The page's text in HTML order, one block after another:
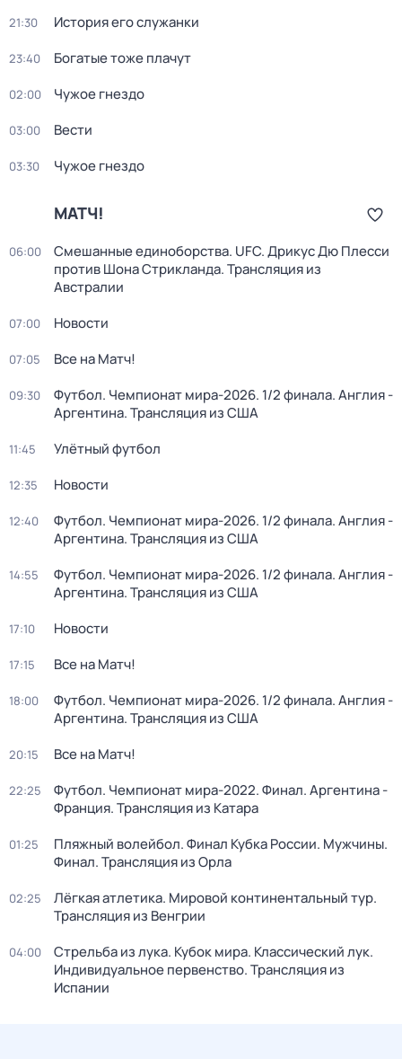
21:30 История его служанки
23:40 Богатые тоже плачут
02:00 Чужое гнездо
03:00 Вести
03:30 Чужое гнездо
МАТЧ!
06:00
Смешанные единоборства. UFC. Дрикус Дю Плесси
против Шона Стрикланда. Трансляция из
Австралии
07:00 Новости
07:05 Все на Матч!
09:30
Футбол. Чемпионат мира-2026. 1/2 финала. Англия -
Аргентина. Трансляция из США
11:45 Улётный футбол
12:35 Новости
12:40
Футбол. Чемпионат мира-2026. 1/2 финала. Англия -
Аргентина. Трансляция из США
14:55
Футбол. Чемпионат мира-2026. 1/2 финала. Англия -
Аргентина. Трансляция из США
17:10 Новости
17:15 Все на Матч!
18:00
Футбол. Чемпионат мира-2026. 1/2 финала. Англия -
Аргентина. Трансляция из США
20:15 Все на Матч!
22:25
Футбол. Чемпионат мира-2022. Финал. Аргентина -
Франция. Трансляция из Катара
01:25
Пляжный волейбол. Финал Кубка России. Мужчины.
Финал. Трансляция из Орла
02:25
Лёгкая атлетика. Мировой континентальный тур.
Трансляция из Венгрии
04:00
Стрельба из лука. Кубок мира. Классический лук.
Индивидуальное первенство. Трансляция из
Испании